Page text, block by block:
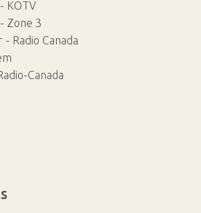
KOTV
Zone 3
Radio Canada
Canada